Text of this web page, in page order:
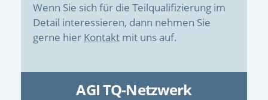
Wenn Sie sich für die Teilqualifizierung im
Detail interessieren, dann nehmen Sie
gerne hier Kontakt mit uns auf.
AGI TQ-Netzwerk